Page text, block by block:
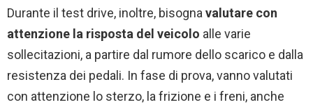
Durante il test drive, inoltre, bisogna valutare con
attenzione la risposta del veicolo alle varie
sollecitazioni, a partire dal rumore dello scarico e dalla
resistenza dei pedali. In fase di prova, vanno valutati
con attenzione lo sterzo, la frizione e i freni, anche